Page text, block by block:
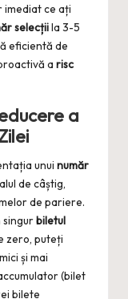
ce ați
selecțiila 3-5
eficientă de
a risc
a
unui număr
de câștig,
de pariere.
singurbiletul
zero, puteți
și mai
(bilet
bilete